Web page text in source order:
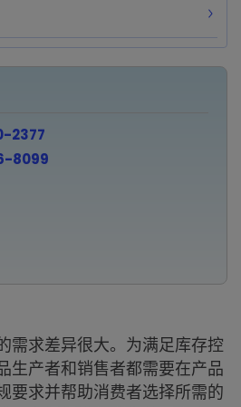
2377
8099
需求差异很大。为满足库存控
生产者和销售者都需要在产品
要求并帮助消费者选择所需的